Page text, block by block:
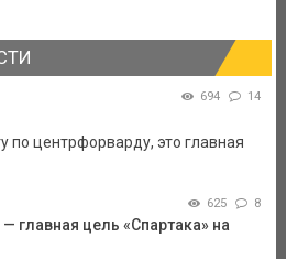
694 14
по центрфорварду, это главная
625 8
главная цель «Спартака» на